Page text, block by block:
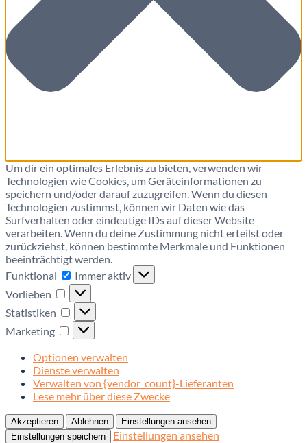
Um dir ein optimales Erlebnis zu bieten, verwenden wir
Technologien wie Cookies, um Geräteinformationen zu
speichern und/oder darauf zuzugreifen. Wenn du diesen
Technologien zustimmst, können wir Daten wie das
Surfverhalten oder eindeutige IDs auf dieser Website
verarbeiten. Wenn du deine Zustimmung nicht erteilst oder
zurückziehst, können bestimmte Merkmale und Funktionen
beeinträchtigt werden.
Funktional
Immer aktiv
Vorlieben
Statistiken
Marketing
Optionen verwalten
Dienste verwalten
Verwalten von {vendor_count}-Lieferanten
Lese mehr über diese Zwecke
Akzeptieren Ablehnen
Einstellungen ansehen
Einstellungen speichern
Einstellungen ansehen